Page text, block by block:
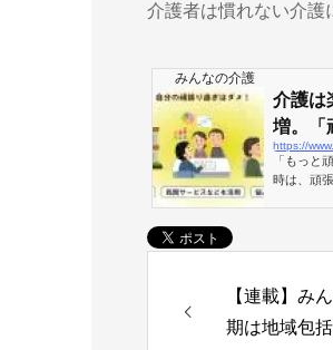
介護者は慣れない介護
みんなの介護
介護は
増。「
https://
「もっと
時は、頑
【連載】み
期は地域包